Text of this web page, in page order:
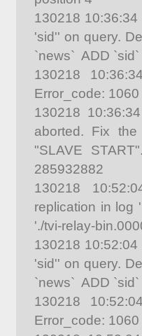
130218
'sid'' on query.
`news` ADD
130218
Error_code: 1060
130218
aborted. Fix
"SLAVE
285932882
130218
replication in log
'./tvi-relay-
130218
'sid'' on query.
`news` ADD
130218
Error_code: 1060